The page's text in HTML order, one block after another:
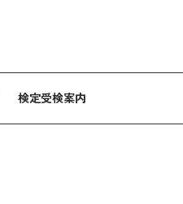
ゲーション
検定受検案内